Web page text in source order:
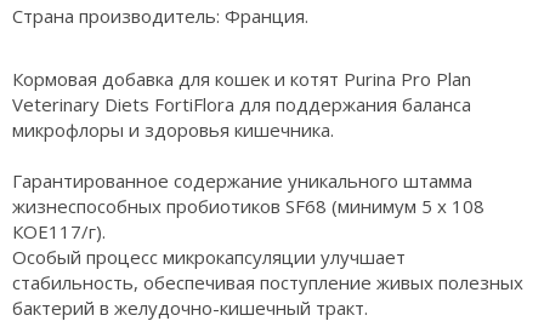
Страна производитель: Франция.
Кормовая добавка для кошек и котят Purina Pro Plan
Veterinary Diets FortiFlora для поддержания баланса
микрофлоры и здоровья кишечника.
Гарантированное содержание уникального штамма
жизнеспособных пробиотиков SF68 (минимум 5 x 108
КОЕ117/г).
Особый процесс микрокапсуляции улучшает
стабильность, обеспечивая поступление живых полезных
бактерий в желудочно-кишечный тракт.